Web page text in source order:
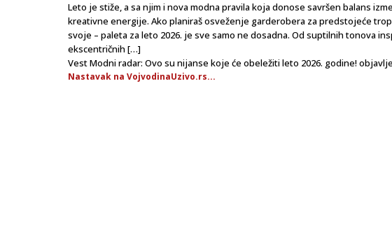
Leto je stiže, a sa njim i nova modna pravila koja donose savršen balans
kreativne energije. Ako planiraš osveženje garderobera za predstojeće
svoje – paleta za leto 2026. je sve samo ne dosadna. Od suptilnih tonova
ekscentričnih […]
Vest Modni radar: Ovo su nijanse koje će obeležiti leto 2026. godine!
Nastavak na VojvodinaUzivo.rs...